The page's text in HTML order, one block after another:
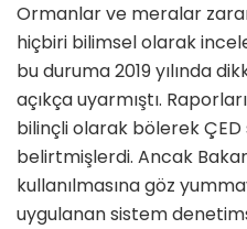
Ormanlar ve meralar
hiçbiri bilimsel olarak
bu duruma 2019 yılında
açıkça uyarmıştı.
bilinçli olarak bölerek ÇED
belirtmişlerdi. Ancak
kullanılmasına göz
uygulanan sistem